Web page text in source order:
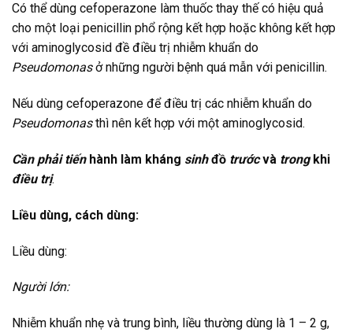
Có thể dùng cefoperazone làm thuốc thay thế có hiệu quả
cho một loại penicillin phổ rộng kết hợp hoặc không kết hợp
với aminoglycosid đề điều trị nhiễm khuẩn do
Pseudomonasở những người bệnh quá mẫn với penicillin.
Nếu dùng cefoperazone để điều trị các nhiễm khuẩn do
Pseudomonasthì nên kết hợp với một aminoglycosid.
Cần phải tiếnhành làm kháng sinhđồ trướcvà trongkhi
điều trị.
Liều dùng, cách dùng:
Liều dùng:
Người lớn:
Nhiễm khuẩn nhẹ và trung bình, liều thường dùng là 1 – 2 g,